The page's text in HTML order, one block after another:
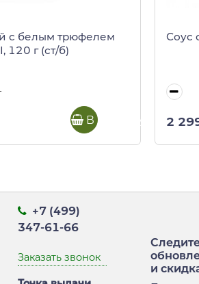
с белым трюфелем
120 г (ст/б)
В корзину
Соус
2
+7 (499)
347-61-66
Заказать звонок
и